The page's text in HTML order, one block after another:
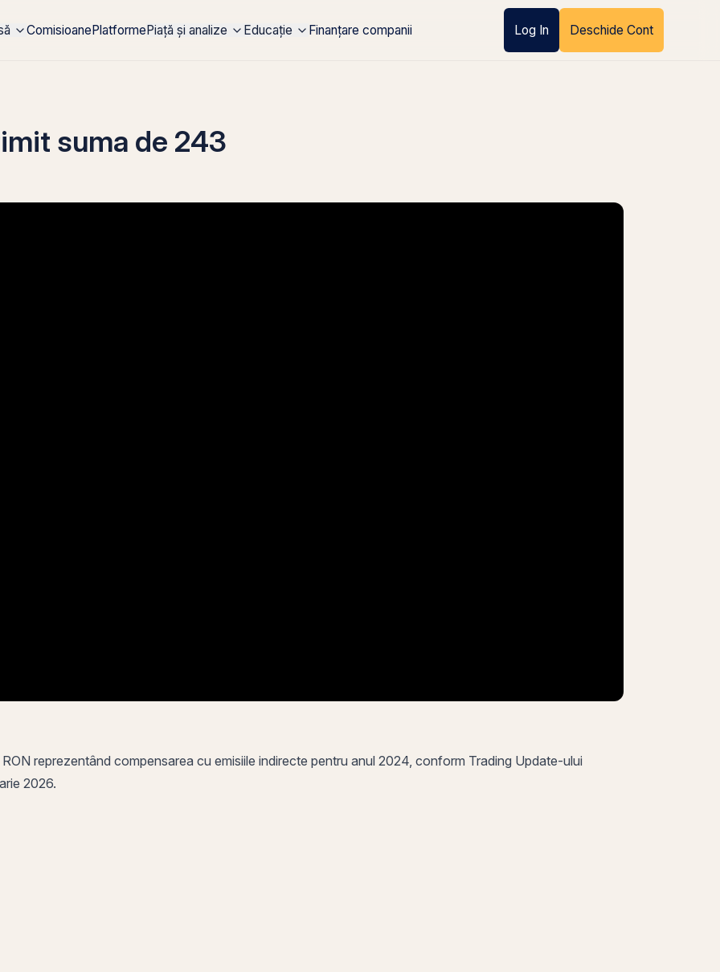
ComisioanePlatformePiață și analize Educație Finanțare companii Log In Deschide Cont
suma de 243
reprezentând compensarea cu emisiile indirecte pentru anul 2024, conform Trading Update-ului
2026.